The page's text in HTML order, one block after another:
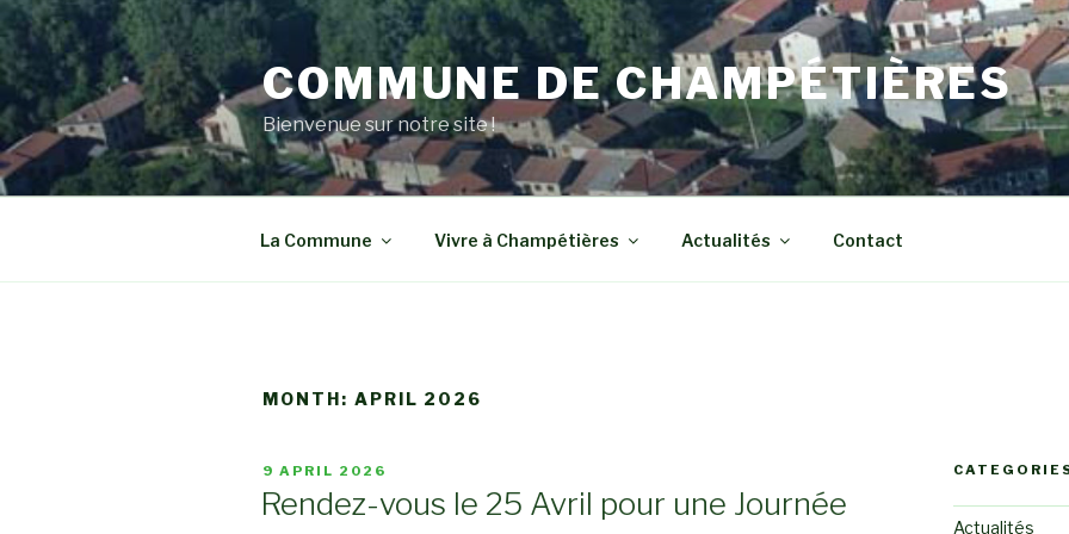
Skip
to
content
COMMUNE DE CHAMPÉTIÈRES
Bienvenue sur notre site !
La Commune Vivre à Champétières Actualités Contact
MONTH: APRIL 2026
POSTED
9 APRIL 2026
Rendez-vous le 25 Avril pour une Journée
Actualités